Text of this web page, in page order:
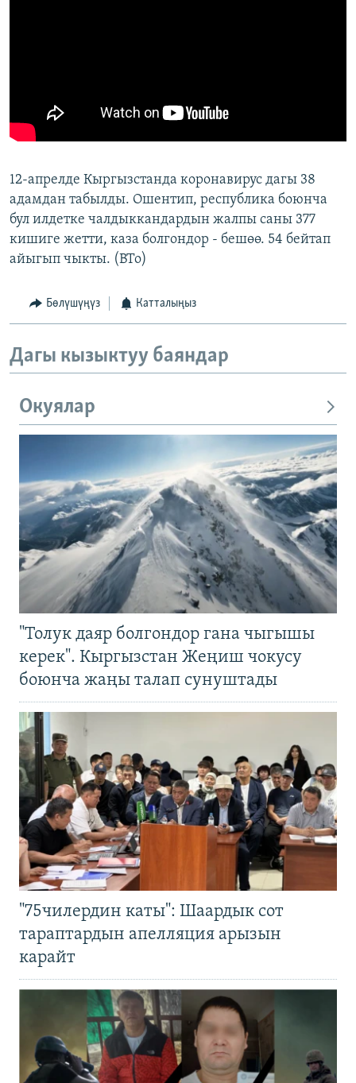
12-апрелде Кыргызстанда коронавирус дагы 38
адамдан табылды. Ошентип, республика боюнча
бул илдетке чалдыккандардын жалпы саны 377
кишиге жетти, каза болгондор - бешөө. 54 бейтап
айыгып чыкты. (BTo)
Бөлүшүңүз Катталыңыз
Дагы кызыктуу баяндар
Окуялар
"Толук даяр болгондор гана чыгышы
керек". Кыргызстан Жеңиш чокусу
боюнча жаңы талап сунуштады
"75чилердин каты": Шаардык сот
тараптардын апелляция арызын
карайт